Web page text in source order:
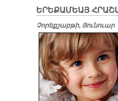
ԵՐԵՔԱՄԵԱՅ
Չորեքշաբթի, Յունուար